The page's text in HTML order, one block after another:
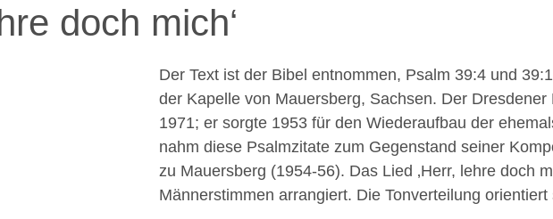
doch mich‘
Der Text ist der Bibel entnommen, Psalm 39:4 und
der Kapelle von Mauersberg, Sachsen. Der
1971; er sorgte 1953 für den Wiederaufbau der
nahm diese Psalmzitate zum Gegenstand seiner
zu Mauersberg (1954-56). Das Lied ‚Herr, lehre doch
Männerstimmen arrangiert. Die Tonverteilung